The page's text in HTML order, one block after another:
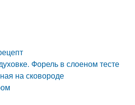
Форель в слоеном тесте
на сковороде